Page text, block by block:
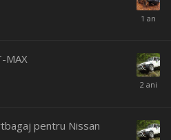
MAX
pentru Nissan